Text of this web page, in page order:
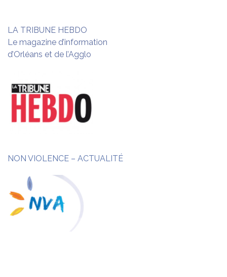
LA TRIBUNE HEBDO
Le magazine d’information
d’Orléans et de l’Agglo
NON VIOLENCE – ACTUALITÉ